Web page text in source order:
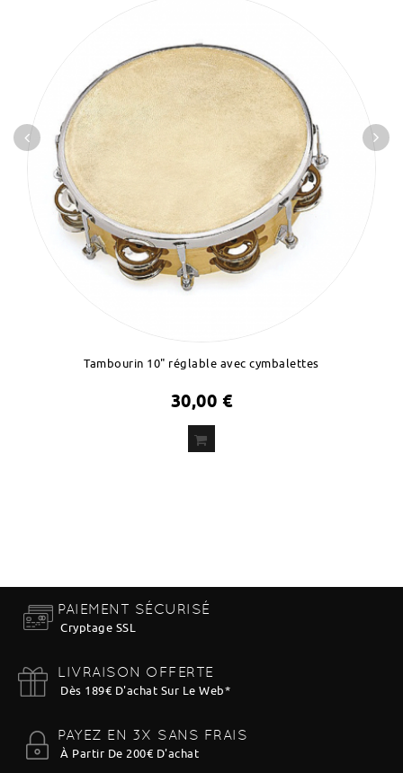
Tambourin 10" réglable avec cymbalettes
30,00 €
PAIEMENT SÉCURISÉ
Cryptage SSL
LIVRAISON OFFERTE
Dès 189€ D'achat Sur Le Web*
PAYEZ EN 3X SANS FRAIS
À Partir De 200€ D'achat